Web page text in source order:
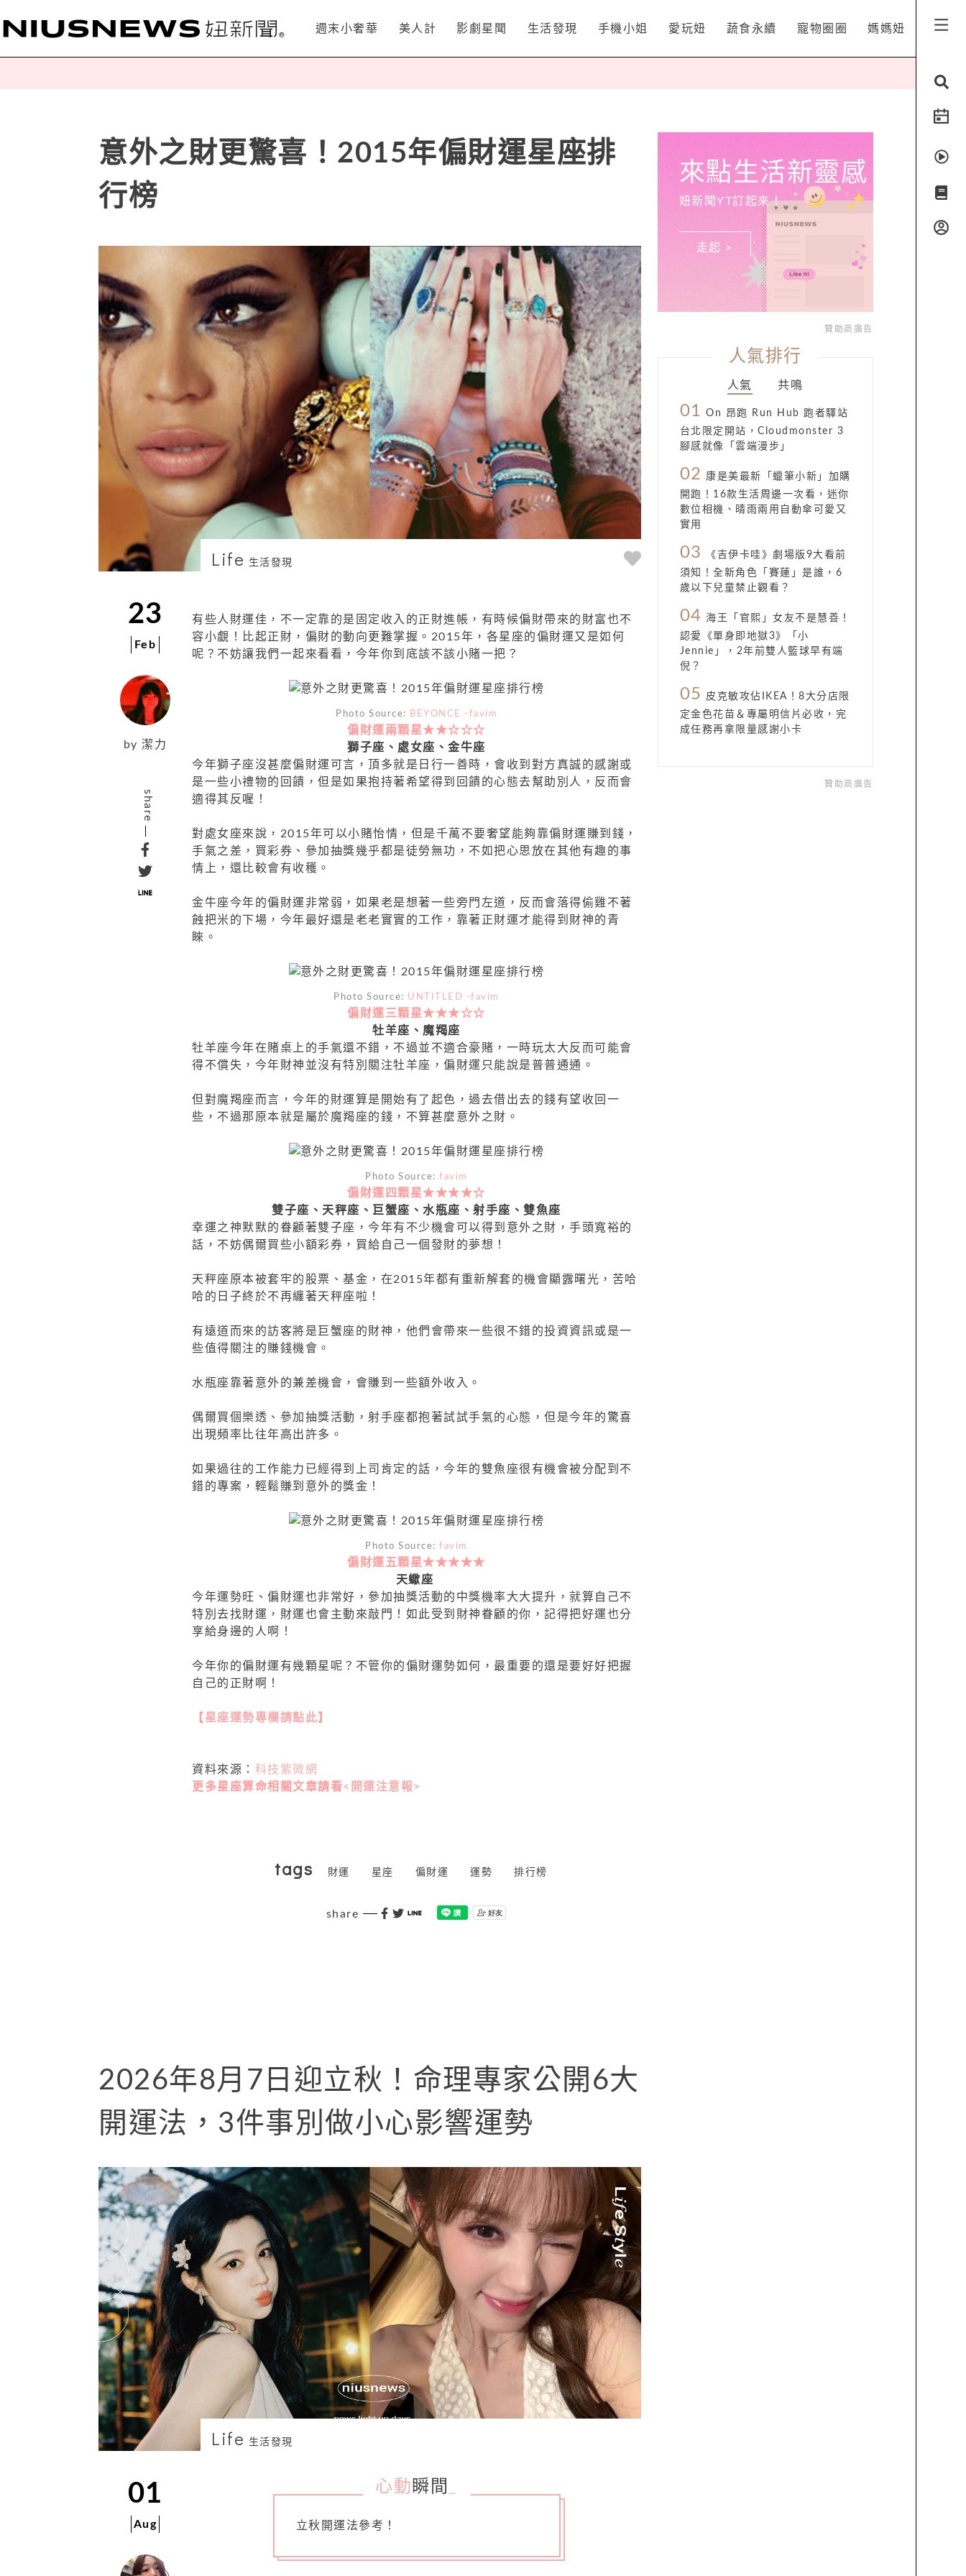
週末小奢華 美人計 影劇星聞 生活發現 手機小姐 愛玩妞 蔬食永續 寵物圈圈 媽媽妞
意外之財更驚喜！2015年偏財運星座排
行榜
Life 生活發現
23
Feb
by潔力
share
有些人財運佳，不一定靠的是固定收入的正財進帳，有時候偏財帶來的財富也不
容小覷！比起正財，偏財的動向更難掌握。2015年，各星座的偏財運又是如何
呢？不妨讓我們一起來看看，今年你到底該不該小賭一把？
Photo Source: BEYONCE -favim
偏財運兩顆星★★☆☆☆
獅子座、處女座、金牛座
今年獅子座沒甚麼偏財運可言，頂多就是日行一善時，會收到對方真誠的感謝或
是一些小禮物的回饋，但是如果抱持著希望得到回饋的心態去幫助別人，反而會
適得其反喔！
對處女座來說，2015年可以小賭怡情，但是千萬不要奢望能夠靠偏財運賺到錢 ，
手氣之差，買彩券、參加抽獎幾乎都是徒勞無功，不如把心思放在其他有趣的事
情上，還比較會有收穫。
金牛座今年的偏財運非常弱，如果老是想著一些旁門左道，反而會落得偷雞不著
蝕把米的下場，今年最好還是老老實實的工作，靠著正財運才能得到財神的青
睞。
Photo Source: UNTITLED -favim
偏財運三顆星★★★☆☆
牡羊座、魔羯座
牡羊座今年在賭桌上的手氣還不錯，不過並不適合豪賭，一時玩太大反而可能會
得不償失，今年財神並沒有特別關注牡羊座，偏財運只能說是普普通通。
但對魔羯座而言，今年的財運算是開始有了起色，過去借出去的錢有望收回一
些，不過那原本就是屬於魔羯座的錢，不算甚麼意外之財。
Photo Source: favim
偏財運四顆星★★★★☆
雙子座、天秤座、巨蟹座、水瓶座、射手座、雙魚座
幸運之神默默的眷顧著雙子座，今年有不少機會可以得到意外之財，手頭寬裕的
話，不妨偶爾買些小額彩券，買給自己一個發財的夢想！
天秤座原本被套牢的股票、基金，在2015年都有重新解套的機會顯露曙光，苦哈
哈的日子終於不再纏著天秤座啦！
有遠道而來的訪客將是巨蟹座的財神，他們會帶來一些很不錯的投資資訊或是一
些值得關注的賺錢機會。
水瓶座靠著意外的兼差機會，會賺到一些額外收入。
偶爾買個樂透、參加抽獎活動，射手座都抱著試試手氣的心態，但是今年的驚喜
出現頻率比往年高出許多。
如果過往的工作能力已經得到上司肯定的話，今年的雙魚座很有機會被分配到不
錯的專案，輕鬆賺到意外的獎金！
Photo Source:favim
偏財運五顆星★★★★★
天蠍座
今年運勢旺、偏財運也非常好，參加抽獎活動的中獎機率大大提升，就算自己不
特別去找財運，財運也會主動來敲門！如此受到財神眷顧的你，記得把好運也分
享給身邊的人啊！
今年你的偏財運有幾顆星呢？不管你的偏財運勢如何，最重要的還是要好好把握
自己的正財啊！
【 星座運勢專欄請點此】
資料來源： 科技紫微網
更多星座算命相關文章請看<開運注意報>
tags 財運 星座 偏財運 運勢 排行榜
share
2026年8月7日迎立秋！命理專家公開6大
開運法，3件事別做小心影響運勢
Life 生活發現
01
Aug
心動 瞬間
立秋開運法參考！
來點生活新靈感
妞新聞YT訂起來！
走起 >
贊助商廣告
人氣排行
人氣 共鳴
01 On 昂跑 Run Hub 跑者驛站
台北限定開站，Cloudmonster 3
腳感就像「雲端漫步」
02
康是美最新「蠟筆小新」加購
開跑！16款生活周邊一次看，迷你
數位相機、晴雨兩用自動傘可愛又
實用
03
《吉伊卡哇》劇場版9大看前
須知！全新角色「賽蓮」是誰，6
歲以下兒童禁止觀看？
04 海王「官熙」女友不是慧善！
認愛《單身即地獄3》「小
Jennie」，2年前雙人籃球早有端
倪？
05
皮克敏攻佔IKEA！8大分店限
定金色花苗＆專屬明信片必收，完
成任務再拿限量感謝小卡
贊助商廣告